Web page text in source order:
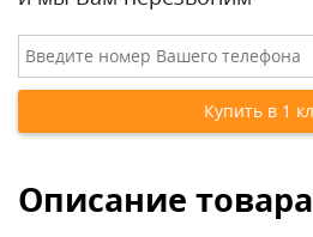
Описание товара